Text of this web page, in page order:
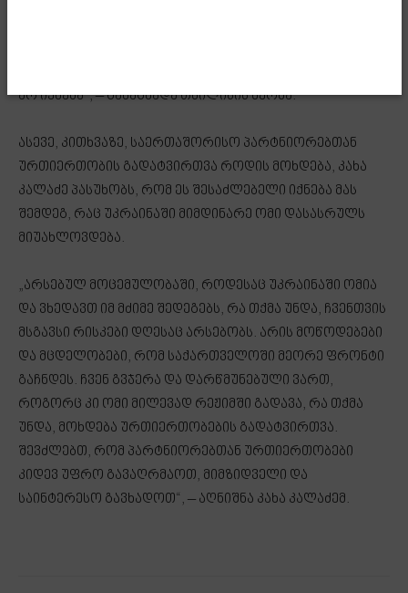
არ იქნება“, – განაცხადა თბილისის მერმა.
ასევე, კითხვაზე, საერთაშორისო პარტნიორებთან
ურთიერთობის გადატვირთვა როდის მოხდება, კახა
კალაძე პასუხობს, რომ ეს შესაძლებელი იქნება მას
შემდეგ, რაც უკრაინაში მიმდინარე ომი დასასრულს
მიუახლოვდება.
„არსებულ მოცემულობაში, როდესაც უკრაინაში ომია
და ვხედავთ იმ მძიმე შედეგებს, რა თქმა უნდა, ჩვენთვის
მსგავსი რისკები დღესაც არსებობს. არის მოწოდებები
და მცდელობები, რომ საქართველოში მეორე ფრონტი
გაჩნდეს. ჩვენ გვჯერა და დარწმუნებული ვართ,
როგორც კი ომი მილევად რეჟიმში გადავა, რა თქმა
უნდა, მოხდება ურთიერთობების გადატვირთვა.
შევძლებთ, რომ პარტნიორებთან ურთიერთობები
კიდევ უფრო გავაღრმაოთ, მიმზიდველი და
საინტერესო გავხადოთ“, – აღნიშნა კახა კალაძემ.